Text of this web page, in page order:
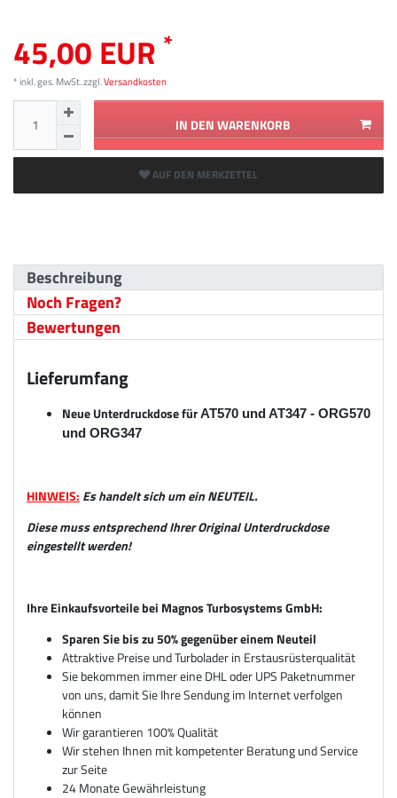
45,00 EUR *
* inkl. ges. MwSt. zzgl.Versandkosten
IN DEN WARENKORB
AUF DEN MERKZETTEL
Beschreibung
Noch Fragen?
Bewertungen
Lieferumfang
Neue Unterdruckdose fürAT570 und AT347 - ORG570
und ORG347
HINWEIS: Es handelt sich um ein NEUTEIL.
Diese muss entsprechend Ihrer Original Unterdruckdose
eingestellt werden!
Ihre Einkaufsvorteile bei Magnos Turbosystems GmbH:
Sparen Sie bis zu 50% gegenüber einem Neuteil
Attraktive Preise und Turbolader in Erstausrüsterqualität
Sie bekommen immer eine DHL oder UPS Paketnummer
von uns, damit Sie Ihre Sendung im Internet verfolgen
können
Wir garantieren 100% Qualität
Wir stehen Ihnen mit kompetenter Beratung und Service
zur Seite
24 Monate Gewährleistung